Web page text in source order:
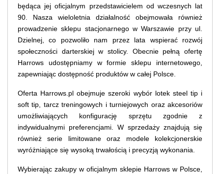
będąca jej oficjalnym przedstawicielem od wczesnych lat
90. Nasza wieloletnia działalność obejmowała również
prowadzenie sklepu stacjonarnego w Warszawie przy ul.
Dzielnej, co pozwoliło nam przez lata wspierać rozwój
społeczności darterskiej w stolicy. Obecnie pełną ofertę
Harrows udostępniamy w formie sklepu internetowego,
zapewniając dostępność produktów w całej Polsce.
Oferta Harrows.pl obejmuje szeroki wybór lotek steel tip i
soft tip, tarcz treningowych i turniejowych oraz akcesoriów
umożliwiających konfigurację sprzętu zgodnie z
indywidualnymi preferencjami. W sprzedaży znajdują się
również serie limitowane oraz modele kolekcjonerskie
wyróżniające się wysoką trwałością i precyzją wykonania.
Wybierając zakupy w oficjalnym sklepie Harrows w Polsce,